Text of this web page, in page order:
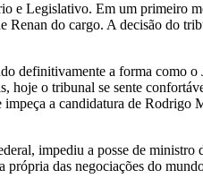
e Legislativo. Em um primeiro
do cargo. A decisão do
definitivamente a forma como
o tribunal se sente
a candidatura de Rodrigo
impediu a posse de ministro
própria das negociações do